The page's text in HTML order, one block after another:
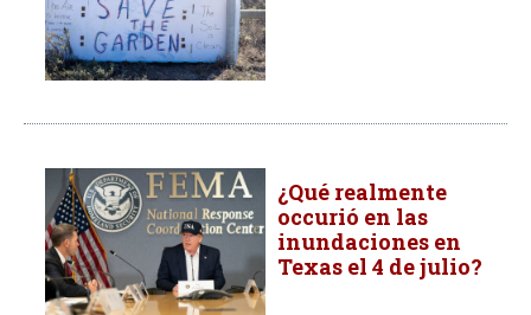
¿Qué realmente
occurió en las
inundaciones en
Texas el 4 de julio?